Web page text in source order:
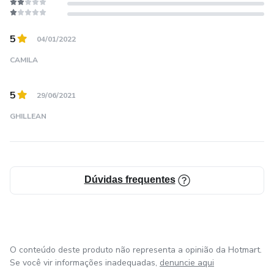
aware scale)
terços/pontos áureos
• Separação de frequência para limpeza de pele
5 04/01/2022
CAMILA
5 29/06/2021
GHILLEAN
Dúvidas frequentes
O conteúdo deste produto não representa a opinião da Hotmart.
Se você vir informações inadequadas, denuncie aqui